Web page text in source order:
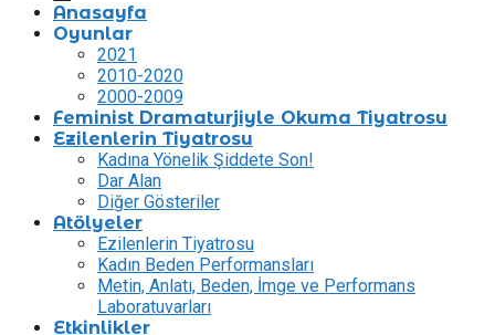
Anasayfa
Oyunlar
2021
2010-2020
2000-2009
Feminist Dramaturjiyle Okuma Tiyatrosu
Ezilenlerin Tiyatrosu
Kadına Yönelik Şiddete Son!
Dar Alan
Diğer Gösteriler
Atölyeler
Ezilenlerin Tiyatrosu
Kadın Beden Performansları
Metin, Anlatı, Beden, İmge ve Performans
Laboratuvarları
Etkinlikler